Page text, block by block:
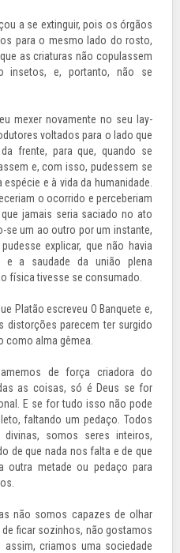
a se extinguir, pois os órgãos
para o mesmo lado do rosto,
as criaturas não copulassem
insetos, e, portanto, não se
mexer novamente no seu lay-
voltados para o lado que
frente, para que, quando se
e, com isso, pudessem se
e à vida da humanidade.
o ocorrido e perceberiam
jamais seria saciado no ato
se um ao outro por um instante,
explicar, que não havia
e a saudade da união plena
física tivesse se consumado.
Platão escreveu O Banquete e,
distorções parecem ter surgido
alma gêmea.
de força criadora do
as coisas, só é Deus se for
E se for tudo isso não pode
faltando um pedaço. Todos
somos seres inteiros,
de que nada nos falta e de que
outra metade ou pedaço para
não somos capazes de olhar
ficar sozinhos, não gostamos
criamos uma sociedade